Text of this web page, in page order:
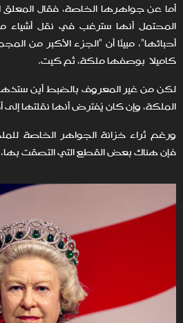
أما عن جواهرها الخاصة، فقال
المحتمل أنها سترغب في نقل أشياء
أحبائها"، مبينًا أن "الجزء الأكبر من
كاميلا بوصفها ملكة، ثم كيت.
لكن من غير المعروف بالضبط أين
الملكة، وإن كان يُفترض أنها نقلتها إلى
ورغم ثراء خزانة الجواهر الخاصة
فإن هناك بعض القطع التي التصقت